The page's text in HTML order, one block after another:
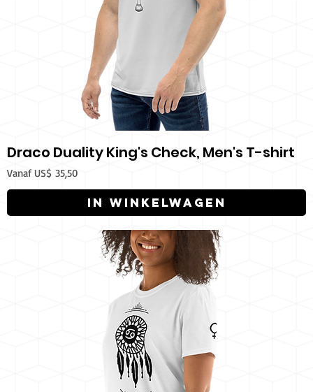
Draco Duality King's Check, Men's T-shirt
Vanaf US$ 35,50
Verkoopprijs
In winkelwagen